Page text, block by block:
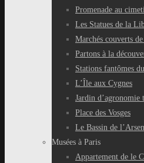
Promenade au
Les Statues de la
Marchés couverts
Partons à la
Stations fantômes
L’Île aux Cygnes
Jardin d’agronomie
Place des Vosges
Le Bassin de
Musées à Paris
Appartement de le